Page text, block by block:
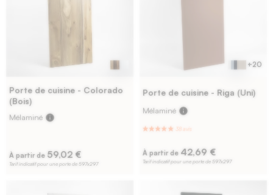
Porte de cuisine - Colorado
(Bois)
Mélaminé info
À partir de 59,02 €
Tarif indicatif pour une porte de 597x297
Porte de cuisine - Riga (Uni)
Mélaminé info
À partir de 42,69 €
Tarif indicatif pour une porte de 597x297
+20